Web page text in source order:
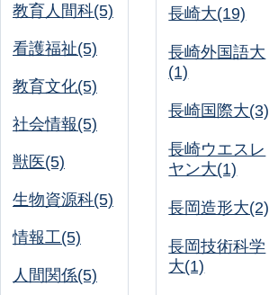
教育人間科(5)
看護福祉(5)
教育文化(5)
社会情報(5)
獣医(5)
生物資源科(5)
情報工(5)
人間関係(5)
長崎大(19)
長崎外国語大
(1)
長崎国際大(3)
長崎ウエスレ
ヤン大(1)
長岡造形大(2)
長岡技術科学
大(1)